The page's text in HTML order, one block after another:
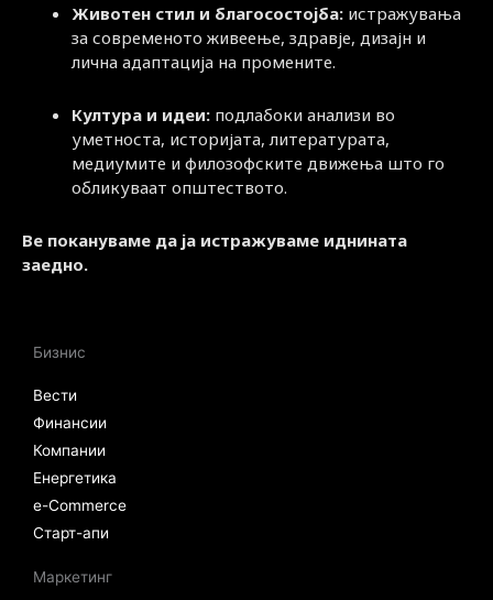
Животен стил и благосостојба: истражувања
за современото живеење, здравје, дизајн и
лична адаптација на промените.
Култура и идеи: подлабоки анализи во
уметноста, историјата, литературата,
медиумите и филозофските движења што го
обликуваат општеството.
Ве покануваме да ја истражуваме иднината
заедно.
Бизнис
Вести
Финансии
Компании
Енергетика
e-Commerce
Старт-апи
Маркетинг